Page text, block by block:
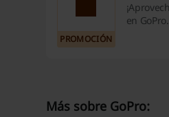
PROMOCIÓN
en
Más sobre GoPro: